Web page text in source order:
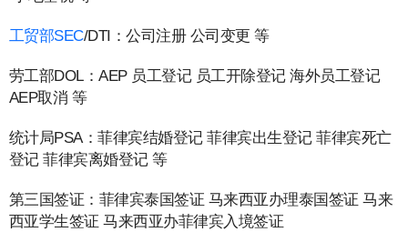
工贸部SEC/DTI：公司注册 公司变更 等
劳工部DOL：AEP 员工登记 员工开除登记 海外员工登记
AEP取消 等
统计局PSA：菲律宾结婚登记 菲律宾出生登记 菲律宾死亡
登记 菲律宾离婚登记 等
第三国签证：菲律宾泰国签证 马来西亚办理泰国签证 马来
西亚学生签证 马来西亚办菲律宾入境签证